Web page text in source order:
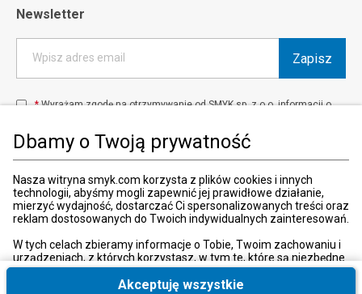
Dbamy o Twoją prywatność
Nasza witryna smyk.com korzysta z plików cookies i innych
technologii, abyśmy mogli zapewnić jej prawidłowe działanie,
mierzyć wydajność, dostarczać Ci spersonalizowanych treści oraz
reklam dostosowanych do Twoich indywidualnych zainteresowań.
W tych celach zbieramy informacje o Tobie, Twoim zachowaniu i
urządzeniach, z których korzystasz, w tym te, które są niezbędne
do prawidłowego funkcjonowania strony internetowej smyk.com.
Te niezbędne pliki cookies możesz wyłączyć zmieniając
Akceptuję wszystkie
Newsletter
Wpisz adres email Zapisz
*Wyrażam zgodę na otrzymywanie od SMYK sp. z o.o. informacji o
elektronicznej (e-mail).
W każdej chwili możesz z łatwością cofnąć wyrażone zgody.
Kraj i język: Polska (Poland)